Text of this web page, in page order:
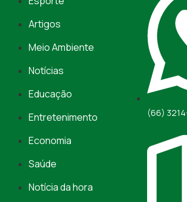
Artigos
Meio Ambiente
Notícias
Educação
Entretenimento
Economia
Saúde
Notícia da hora
(66)